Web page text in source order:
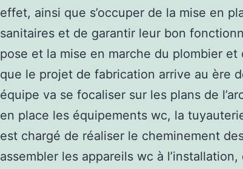
effet, ainsi que s’occuper de la mise en
sanitaires et de garantir leur bon
pose et la mise en marche du plombier
que le projet de fabrication arrive au ère
équipe va se focaliser sur les plans de
en place les équipements wc, la
est chargé de réaliser le cheminement
assembler les appareils wc à l’installation,